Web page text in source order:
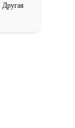
Другая